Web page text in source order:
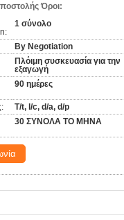
Όροι:
1 σύνολο
By Negotiation
Πλόιμη συσκευασία για την
εξαγωγή
90 ημέρες
T/t, l/c, d/a, d/p
30 ΣΥΝΟΛΑ ΤΟ ΜΗΝΑ